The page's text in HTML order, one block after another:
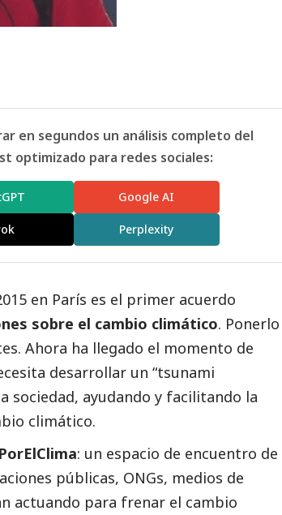
en segundos un análisis completo del
optimizado para redes sociales:
Google AI
Perplexity
en París es el primer acuerdo
sobre el cambio climático. Ponerlo
Ahora ha llegado el momento de
desarrollar un “tsunami
sociedad, ayudando y facilitando la
climático.
: un espacio de encuentro de
públicas, ONGs, medios de
actuando para frenar el cambio